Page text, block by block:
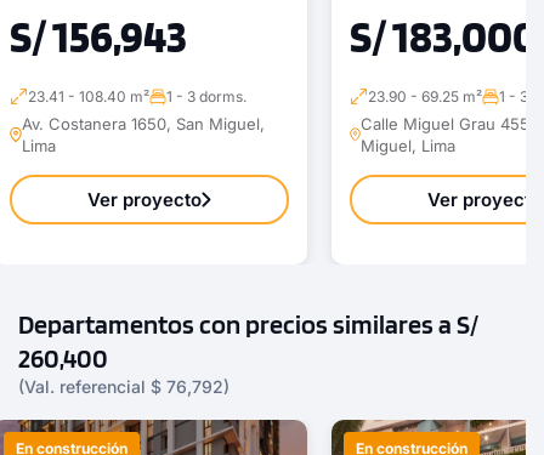
S/ 156,943
23.41 - 108.40 m² 1 - 3 dorms.
Av. Costanera 1650, San Miguel,
Lima
Ver proyecto
S/ 183,000
23.90 - 69.25 m² 1 - 3
Calle Miguel Grau 455 ,
Miguel, Lima
Ver proyecto
Departamentos con precios similares a S/
260,400
(Val. referencial $ 76,792)
En construcción En construcción